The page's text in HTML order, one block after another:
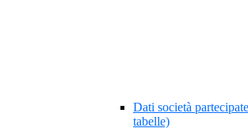
Dati società
tabelle)